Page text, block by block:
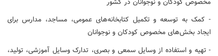
- کمک به توسعه و تکمیل کتابخانه‌های عمومی، مساجد، مدارس برای
ایجاد بخش‌های مخصوص کودکان و نوجوانان
- تهیه و استفاده از وسایل سمعی و بصری، تدارک وسایل آموزشی، تولید،